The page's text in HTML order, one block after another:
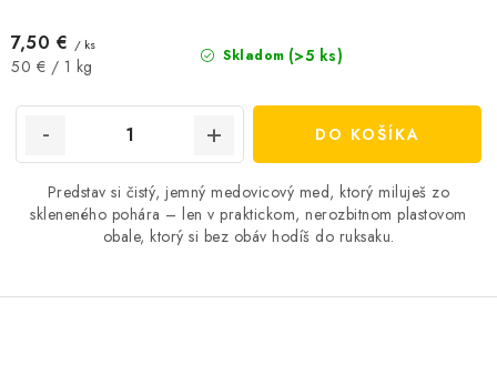
Skladom (>5 ks)
7,50 € / ks
Jednotková
50 € / 1 kg
DO KOŠÍKA
Predstav si čistý, jemný medovicový med, ktorý miluješ zo
skleneného pohára – len v praktickom, nerozbitnom plastovom
obale, ktorý si bez obáv hodíš do ruksaku.